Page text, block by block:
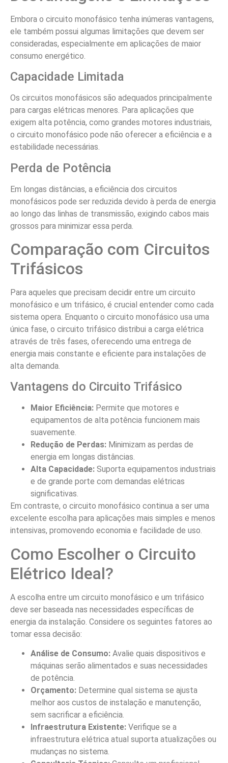
Embora o circuito monofásico tenha inúmeras vantagens,
ele também possui algumas limitações que devem ser
consideradas, especialmente em aplicações de maior
consumo energético.
Capacidade Limitada
Os circuitos monofásicos são adequados principalmente
para cargas elétricas menores. Para aplicações que
exigem alta potência, como grandes motores industriais,
o circuito monofásico pode não oferecer a eficiência e a
estabilidade necessárias.
Perda de Potência
Em longas distâncias, a eficiência dos circuitos
monofásicos pode ser reduzida devido à perda de energia
ao longo das linhas de transmissão, exigindo cabos mais
grossos para minimizar essa perda.
Comparação com Circuitos
Trifásicos
Para aqueles que precisam decidir entre um circuito
monofásico e um trifásico, é crucial entender como cada
sistema opera. Enquanto o circuito monofásico usa uma
única fase, o circuito trifásico distribui a carga elétrica
através de três fases, oferecendo uma entrega de
energia mais constante e eficiente para instalações de
alta demanda.
Vantagens do Circuito Trifásico
Maior Eficiência: Permite que motores e
equipamentos de alta potência funcionem mais
suavemente.
Redução de Perdas: Minimizam as perdas de
energia em longas distâncias.
Alta Capacidade: Suporta equipamentos industriais
e de grande porte com demandas elétricas
significativas.
Em contraste, o circuito monofásico continua a ser uma
excelente escolha para aplicações mais simples e menos
intensivas, promovendo economia e facilidade de uso.
Como Escolher o Circuito
Elétrico Ideal?
A escolha entre um circuito monofásico e um trifásico
deve ser baseada nas necessidades específicas de
energia da instalação. Considere os seguintes fatores ao
tomar essa decisão:
Análise de Consumo: Avalie quais dispositivos e
máquinas serão alimentados e suas necessidades
de potência.
Orçamento: Determine qual sistema se ajusta
melhor aos custos de instalação e manutenção,
sem sacrificar a eficiência.
Infraestrutura Existente: Verifique se a
infraestrutura elétrica atual suporta atualizações ou
mudanças no sistema.